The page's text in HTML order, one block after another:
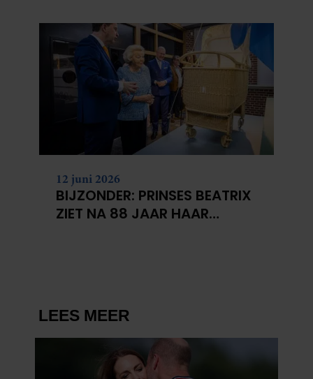
12 juni 2026
BIJZONDER: PRINSES BEATRIX
ZIET NA 88 JAAR HAAR